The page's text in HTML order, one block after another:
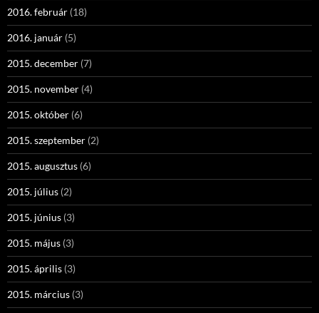
2016. február (18)
2016. január (5)
2015. december (7)
2015. november (4)
2015. október (6)
2015. szeptember (2)
2015. augusztus (6)
2015. július (2)
2015. június (3)
2015. május (3)
2015. április (3)
2015. március (3)